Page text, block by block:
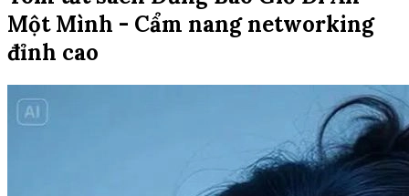
Một Mình - Cẩm nang networking
đỉnh cao